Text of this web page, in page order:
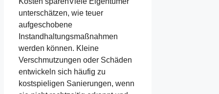
unterschätzen, wie teuer
aufgeschobene
Instandhaltungsmaßnahmen
werden können. Kleine
Verschmutzungen oder Schäden
entwickeln sich häufig zu
kostspieligen Sanierungen, wenn